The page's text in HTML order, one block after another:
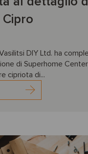
DIY Ltd. ha
di Superhome Center
cipriota di...